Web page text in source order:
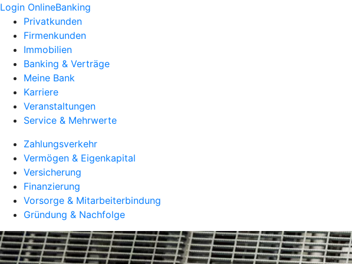
Login OnlineBanking
Privatkunden
Firmenkunden
Immobilien
Banking & Verträge
Meine Bank
Karriere
Veranstaltungen
Service & Mehrwerte
Zahlungsverkehr
Vermögen & Eigenkapital
Versicherung
Finanzierung
Vorsorge & Mitarbeiterbindung
Gründung & Nachfolge